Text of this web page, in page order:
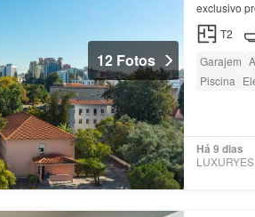
12 Fotos
exclusivo
Localizado
T2
Garajem
Piscina
Há 9 dias